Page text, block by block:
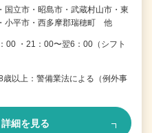
国立市・昭島市・武蔵村山市・東
小平市・西多摩郡瑞穂町 他
00 ・21：00〜翌6：00（シフト
以上：警備業法による（例外事
詳細を見る